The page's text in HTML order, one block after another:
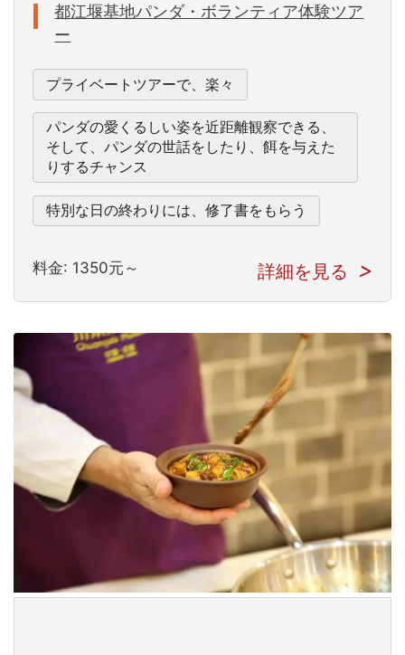
都江堰基地パンダ・ボランティア体験ツア
ー
プライベートツアーで、楽々
パンダの愛くるしい姿を近距離観察できる、
そして、パンダの世話をしたり、餌を与えた
りするチャンス
特別な日の終わりには、修了書をもらう
料金: 1350元～ 詳細を見る